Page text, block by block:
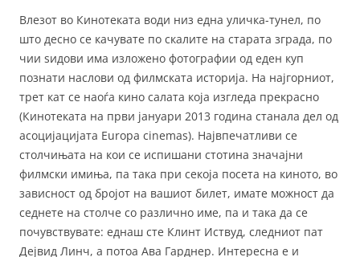
Влезот во Кинотеката води низ една уличка-тунел, по
што десно се качувате по скалите на старата зграда, по
чии ѕидови има изложено фотографии од еден куп
познати наслови од филмската историја. На најгорниот,
трет кат се наоѓа кино салата која изгледа прекрасно
(Кинотеката на први јануари 2013 година станала дел од
асоцијацијата Europa cinemas). Највпечатливи се
столчињата на кои се испишани стотина значајни
филмски имиња, па така при секоја посета на киното, во
зависност од бројот на вашиот билет, имате можност да
седнете на столче со различно име, па и така да се
почувствувате: еднаш сте Клинт Иствуд, следниот пат
Дејвид Линч, а потоа Ава Гарднер. Интересна е и